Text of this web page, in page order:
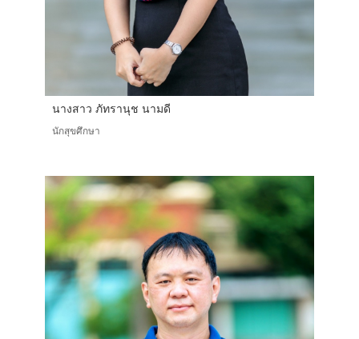
นางสาว ภัทรานุช นามดี
นักสุขศึกษา